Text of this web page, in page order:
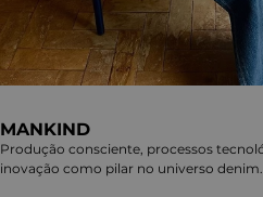
MANKIND
Produção consciente, processos
inovação como pilar no universo denim.